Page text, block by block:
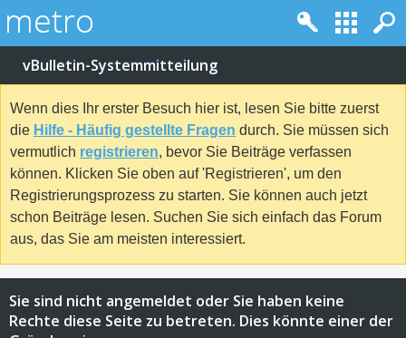
vBulletin-Systemmitteilung
Wenn dies Ihr erster Besuch hier ist, lesen Sie bitte zuerst
die Hilfe - Häufig gestellte Fragen durch. Sie müssen sich
vermutlich registrieren, bevor Sie Beiträge verfassen
können. Klicken Sie oben auf 'Registrieren', um den
Registrierungsprozess zu starten. Sie können auch jetzt
schon Beiträge lesen. Suchen Sie sich einfach das Forum
aus, das Sie am meisten interessiert.
Sie sind nicht angemeldet oder Sie haben keine
Rechte diese Seite zu betreten. Dies könnte einer der